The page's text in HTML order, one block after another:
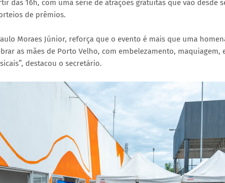
das 16h, com uma série de atrações gratuitas que vão desde
de prêmios.
Moraes Júnior, reforça que o evento é mais que uma
as mães de Porto Velho, com embelezamento,
destacou o secretário.